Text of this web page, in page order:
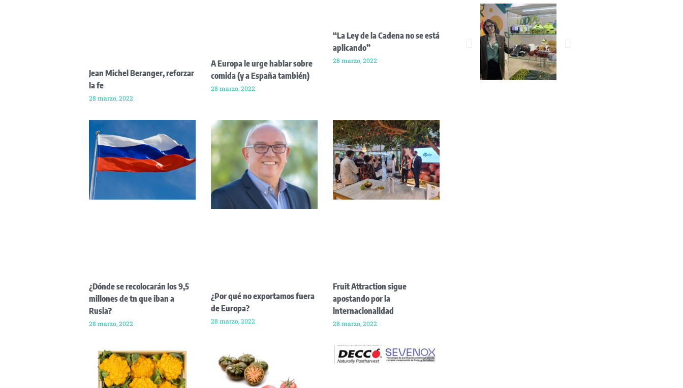
Jean Michel Beranger, reforzar
la fe
28 marzo, 2022
A Europa le urge hablar sobre
comida (y a España también)
28 marzo, 2022
“La Ley de la Cadena no se está
aplicando”
28 marzo, 2022
¿Dónde se recolocarán los 9,5
millones de tn que iban a
Rusia?
28 marzo, 2022
¿Por qué no exportamos fuera
de Europa?
28 marzo, 2022
Fruit Attraction sigue
apostando por la
internacionalidad
28 marzo, 2022